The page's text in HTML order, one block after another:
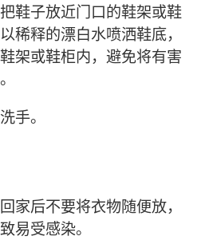
鞋子放近门口的鞋架或鞋
稀释的漂白水喷洒鞋底，
架或鞋柜内，避免将有害
手。
家后不要将衣物随便放，
易受感染。